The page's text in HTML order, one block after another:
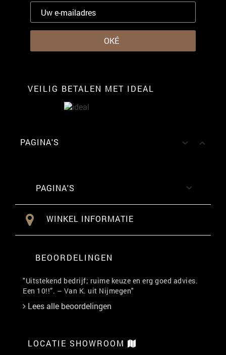
VEILIG BETALEN MET IDEAL
PAGINA'S  
PAGINA'S 
WINKEL INFORMATIE
BEOORDELINGEN
"Uitstekend bedrijf; ruime keuze en erg goed advies.
Een 10!!”. – Van K. uit Nijmegen"
Lees alle beoordelingen
LOCATIE SHOWROOM